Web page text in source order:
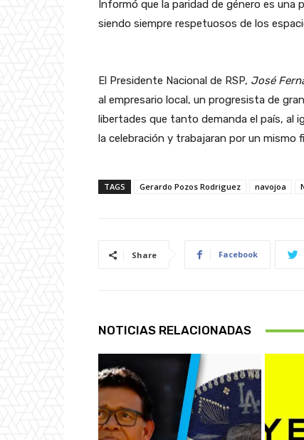
Informó que la paridad de género es una
siendo siempre respetuosos de los
El Presidente Nacional de RSP, José
al empresario local, un progresista de
libertades que tanto demanda el país, al
la celebración y trabajaran por un mismo
TAGS Gerardo Pozos Rodriguez navojoa
Share Facebook
NOTICIAS RELACIONADAS